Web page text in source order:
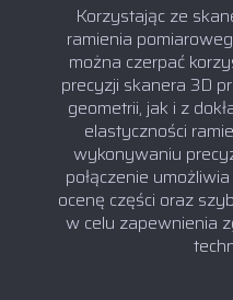
Korzystając ze
ramienia
można czerpać
precyzji skanera 3D
geometrii, jak i z
elastyczności
wykonywaniu
połączenie
ocenę części oraz
w celu zapewnienia